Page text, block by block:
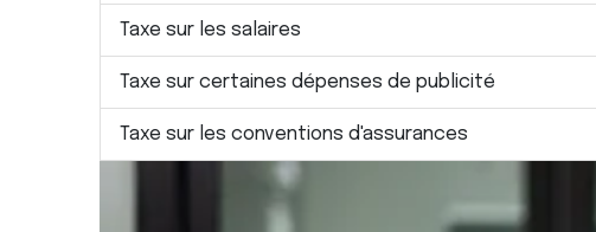
Taxe sur les salaires
Taxe sur certaines dépenses de publicité
Taxe sur les conventions d'assurances